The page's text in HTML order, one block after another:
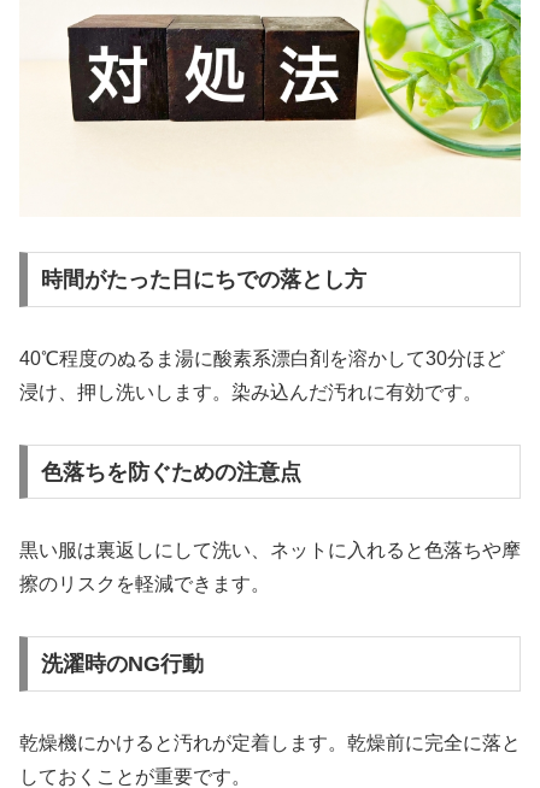
時間がたった日にちでの落とし方
40℃程度のぬるま湯に酸素系漂白剤を溶かして30分ほど
浸け、押し洗いします。染み込んだ汚れに有効です。
色落ちを防ぐための注意点
黒い服は裏返しにして洗い、ネットに入れると色落ちや摩
擦のリスクを軽減できます。
洗濯時のNG行動
乾燥機にかけると汚れが定着します。乾燥前に完全に落と
しておくことが重要です。